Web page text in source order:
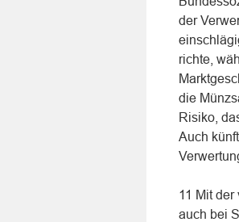
der
richte,
die
Risiko,
Auch
11 Mit
auch bei